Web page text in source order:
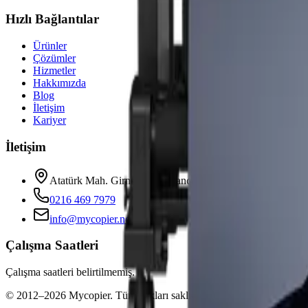
Hızlı Bağlantılar
Ürünler
Çözümler
Hizmetler
Hakkımızda
Blog
İletişim
Kariyer
İletişim
Atatürk Mah. Girne Cad. Ortanca Sk. No:4/1 Ataşehir
0216 469 7979
info@mycopier.net
Çalışma Saatleri
Çalışma saatleri belirtilmemiş.
© 2012–2026 Mycopier. Tüm hakları saklıdır.